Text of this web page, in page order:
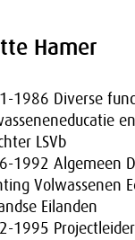
Hamer
1986 Diverse
LSVb
1992 Algemeen
Volwassenen
Eilanden
1995